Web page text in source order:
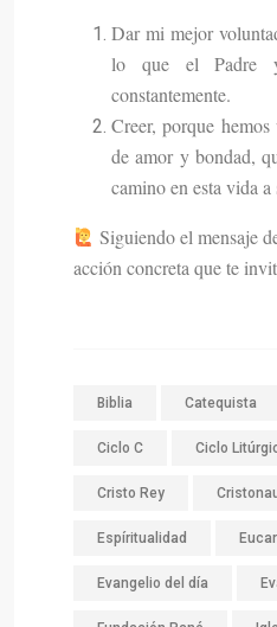
Dar mi mejor
lo que el Padre
constantemente.
Creer, porque
de amor y bondad,
camino en esta vida
Siguiendo el mensaje
acción concreta que te
Biblia Catequista
Ciclo C Ciclo
Cristo Rey
Espíritualidad
Evangelio del día